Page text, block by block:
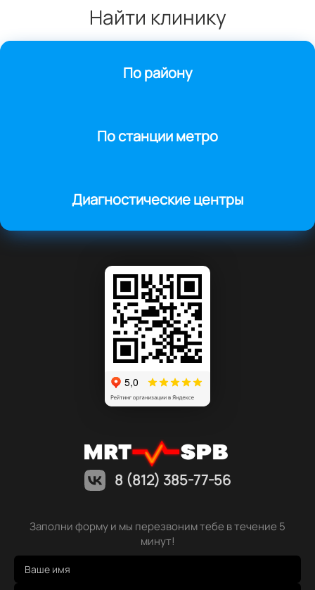
Найти клинику
По району
По станции метро
Диагностические центры
8 (812) 385-77-56
Заполни форму и мы перезвоним тебе в течение 5
минут!